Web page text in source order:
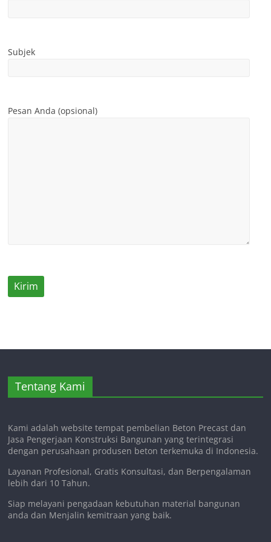
Subjek
Pesan Anda (opsional)
Tentang Kami
Kami adalah website tempat pembelian Beton Precast dan
Jasa Pengerjaan Konstruksi Bangunan yang terintegrasi
dengan perusahaan produsen beton terkemuka di Indonesia.
Layanan Profesional, Gratis Konsultasi, dan Berpengalaman
lebih dari 10 Tahun.
Siap melayani pengadaan kebutuhan material bangunan
anda dan Menjalin kemitraan yang baik.